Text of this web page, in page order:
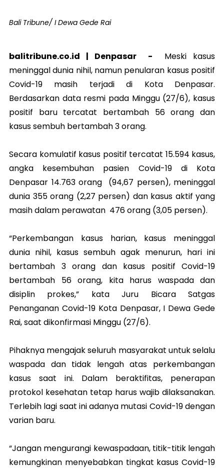
Bali Tribune/ I Dewa Gede Rai
balitribune.co.id | Denpasar - Meski kasus
meninggal dunia nihil, namun penularan kasus positif
Covid-19 masih terjadi di Kota Denpasar.
Berdasarkan data resmi pada Minggu (27/6), kasus
positif baru tercatat bertambah 56 orang dan
kasus sembuh bertambah 3 orang.
Secara komulatif kasus positif tercatat 15.594 kasus,
angka kesembuhan pasien Covid-19 di Kota
Denpasar 14.763 orang (94,67 persen), meninggal
dunia 355 orang (2,27 persen) dan kasus aktif yang
masih dalam perawatan 476 orang (3,05 persen).
“Perkembangan kasus harian, kasus meninggal
dunia nihil, kasus sembuh agak menurun, hari ini
bertambah 3 orang dan kasus positif Covid-19
bertambah 56 orang, kita harus waspada dan
disiplin prokes,” kata Juru Bicara Satgas
Penanganan Covid-19 Kota Denpasar, I Dewa Gede
Rai, saat dikonfirmasi Minggu (27/6).
Pihaknya mengajak seluruh masyarakat untuk selalu
waspada dan tidak lengah atas perkembangan
kasus saat ini. Dalam beraktifitas, penerapan
protokol kesehatan tetap harus wajib dilaksanakan.
Terlebih lagi saat ini adanya mutasi Covid-19 dengan
varian baru.
“Jangan mengurangi kewaspadaan, titik-titik lengah
kemungkinan menyebabkan tingkat kasus Covid-19